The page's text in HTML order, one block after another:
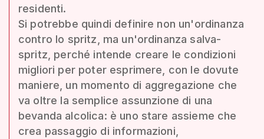
residenti.
Si potrebbe quindi definire non un'ordinanza
contro lo spritz, ma un'ordinanza salva-
spritz, perché intende creare le condizioni
migliori per poter esprimere, con le dovute
maniere, un momento di aggregazione che
va oltre la semplice assunzione di una
bevanda alcolica: è uno stare assieme che
crea passaggio di informazioni,